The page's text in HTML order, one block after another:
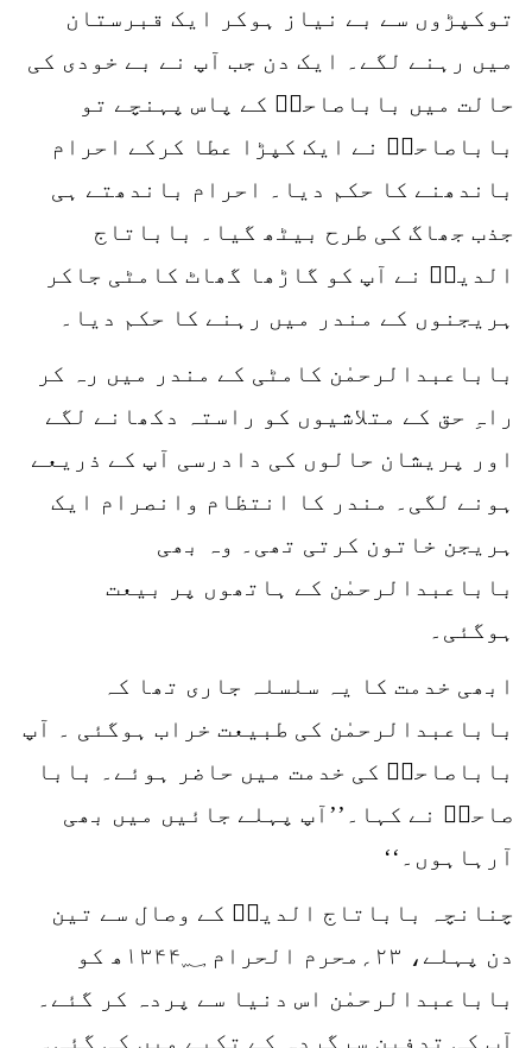
توکپڑوں سے بے نیاز ہوکر ایک قبرستان
میں رہنے لگے۔ ایک دن جب آپ نے بے خودی کی
حالت میں باباصاحبؒ کے پاس پہنچے تو
باباصاحبؒ نے ایک کپڑا عطا کرکے احرام
باندھنے کا حکم دیا۔ احرام باندھتے ہی
جذب جھاگ کی طرح بیٹھ گیا۔ باباتاج
الدینؒ نے آپ کو گاڑھا گھاٹ کامٹی جاکر
ہریجنوں کے مندر میں رہنے کا حکم دیا۔
باباعبدالرحمٰن کامٹی کے مندر میں رہ کر
راہِ حق کے متلاشیوں کو راستہ دکھانے لگے
اور پریشان حالوں کی دادرسی آپ کے ذریعے
ہونے لگی۔ مندر کا انتظام وانصرام ایک
ہریجن خاتون کرتی تھی۔ وہ بھی
باباعبدالرحمٰن کے ہاتھوں پر بیعت
ہوگئی۔
ابھی خدمت کا یہ سلسلہ جاری تھا کہ
باباعبدالرحمٰن کی طبیعت خراب ہوگئی ۔ آپ
باباصاحبؒ کی خدمت میں حاضر ہوئے۔ بابا
صاحبؒ نے کہا۔’’آپ پہلے جائیں میں بھی
آرہاہوں۔‘‘
چنانچہ باباتاج الدینؒ کے وصال سے تین
دن پہلے، ۲۳؍محرم الحرام ۱۳۴۴؁ھ کو
باباعبدالرحمٰن اس دنیا سے پردہ کر گئے۔
آپ کی تدفین سرگردہ کے تکیے میں کی گئی۔